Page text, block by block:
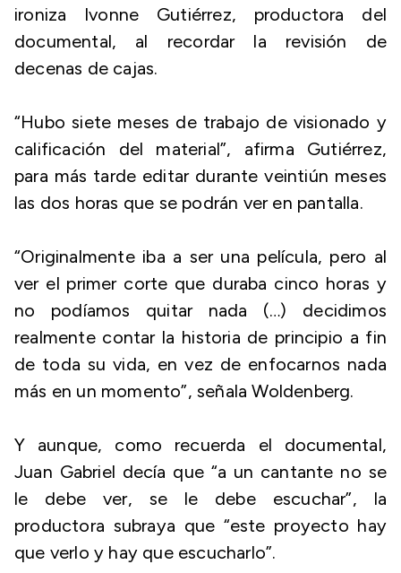
ironiza Ivonne Gutiérrez, productora del
documental, al recordar la revisión de
decenas de cajas.
“Hubo siete meses de trabajo de visionado y
calificación del material”, afirma Gutiérrez,
para más tarde editar durante veintiún meses
las dos horas que se podrán ver en pantalla.
“Originalmente iba a ser una película, pero al
ver el primer corte que duraba cinco horas y
no podíamos quitar nada (…) decidimos
realmente contar la historia de principio a fin
de toda su vida, en vez de enfocarnos nada
más en un momento”, señala Woldenberg.
Y aunque, como recuerda el documental,
Juan Gabriel decía que “a un cantante no se
le debe ver, se le debe escuchar”, la
productora subraya que “este proyecto hay
que verlo y hay que escucharlo”.